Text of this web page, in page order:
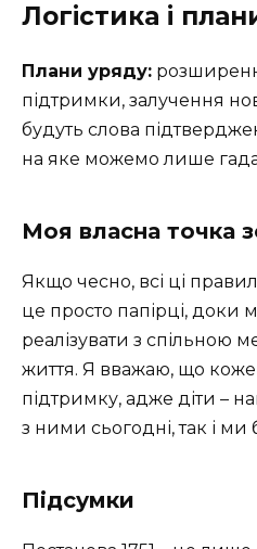
Логістика і
Плани уряду:
підтримки, залучення
будуть слова
на яке можемо лише
Моя власна точка
Якщо чесно, всі ці
це просто папірці, доки
реалізувати з спільною
життя. Я вважаю, що
підтримку, адже діти –
з ними сьогодні, так і ми
Підсумки